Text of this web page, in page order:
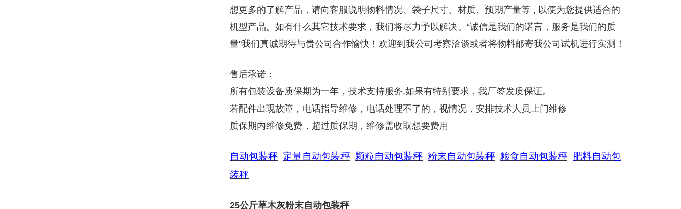
想更多的了解产品，请向客服说明物料情况、袋子尺寸、材质、预期产量等 , 以便为您提供适合的
机型产品。如有什么其它技术要求，我们将尽力予以解决。“诚信是我们的诺言，服务是我们的质
量"我们真诚期待与贵公司合作愉快！欢迎到我公司考察洽谈或者将物料邮寄我公司试机进行实测！
售后承诺：
所有包装设备质保期为一年，技术支持服务,如果有特别要求，我厂签发质保证。
若配件出现故障，电话指导维修，电话处理不了的，视情况，安排技术人员上门维修
质保期内维修免费，超过质保期，维修需收取想要费用
自动包装秤 定量自动包装秤 颗粒自动包装秤 粉末自动包装秤 粮食自动包装秤 肥料自动包
装秤
25公斤草木灰粉末自动包装秤